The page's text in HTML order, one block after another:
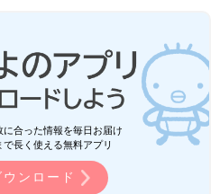
合った情報を毎日お届け
長く使える無料アプリ
ンロード